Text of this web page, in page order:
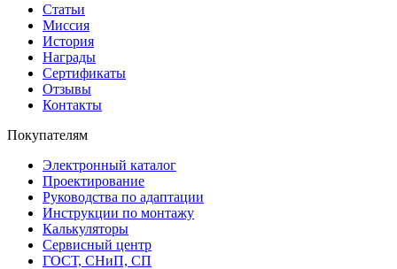
Статьи
Миссия
История
Награды
Сертификаты
Отзывы
Контакты
Покупателям
Электронный каталог
Проектирование
Руководства по адаптации
Инструкции по монтажу
Калькуляторы
Сервисный центр
ГОСТ, СНиП, СП